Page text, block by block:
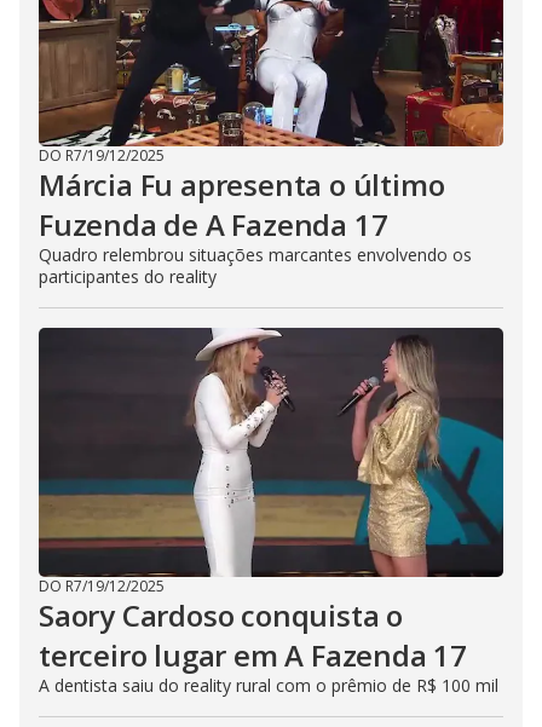
DO R7/19/12/2025
Márcia Fu apresenta o último
Fuzenda de A Fazenda 17
Quadro relembrou situações marcantes envolvendo os
participantes do reality
DO R7/19/12/2025
Saory Cardoso conquista o
terceiro lugar em A Fazenda 17
A dentista saiu do reality rural com o prêmio de R$ 100 mil